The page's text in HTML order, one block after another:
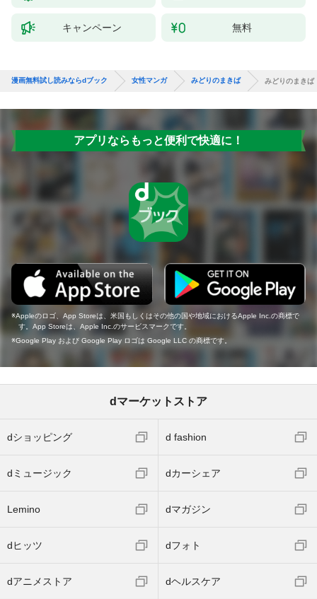
キャンペーン 無料
漫画無料試し読みならdブック 女性マンガ みどりのまきば みどりのまきば
アプリならもっと便利で快適に！
Appleのロゴ、App Storeは、米国もしくはその他の国や地域におけるApple Inc.の商標で
す。App Storeは、Apple Inc.のサービスマークです。
Google Play および Google Play ロゴは Google LLC の商標です。
dマーケットストア
dショッピング d fashion
dミュージック dカーシェア
Lemino dマガジン
dヒッツ dフォト
dアニメストア dヘルスケア